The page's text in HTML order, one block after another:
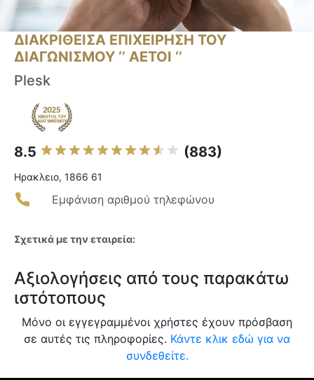
ΔΙΑΚΡΙΘΕΙΣΑ ΕΠΙΧΕΙΡΗΣΗ ΤΟΥ
ΔΙΑΓΩΝΙΣΜΟΥ ‘’ ΑΕΤΟΙ ‘’
Plesk
8.5 (883)
Ηρακλειο, 1866 61
Εμφάνιση αριθμού τηλεφώνου
Σχετικά με την εταιρεία:
Αξιολογήσεις από τους παρακάτω
ιστότοπους
Μόνο οι εγγεγραμμένοι χρήστες έχουν πρόσβαση
σε αυτές τις πληροφορίες. Κάντε κλικ εδώ για να
συνδεθείτε.